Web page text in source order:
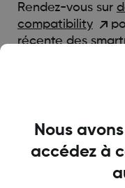
Rendez-vous sur
compatibility
récente des
Nous
accédez à